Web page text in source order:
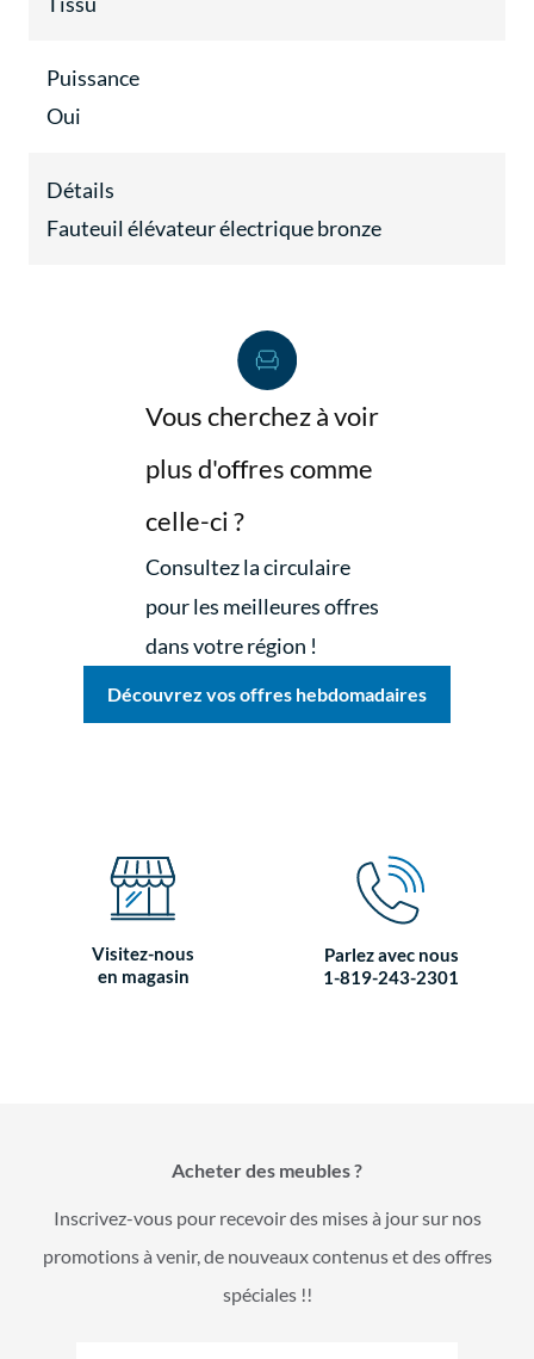
Puissance
Oui
Détails
Fauteuil élévateur électrique bronze
Vous cherchez à voir
plus d'offres comme
celle-ci ?
Consultez la circulaire
pour les meilleures offres
dans votre région !
Découvrez vos offres hebdomadaires
Visitez-nous
en magasin
Parlez avec nous
1-819-243-2301
Acheter des meubles ?
Inscrivez-vous pour recevoir des mises à jour sur nos
promotions à venir, de nouveaux contenus et des offres
spéciales !!